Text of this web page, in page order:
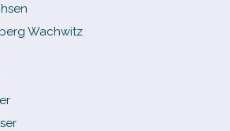
Wachwitz